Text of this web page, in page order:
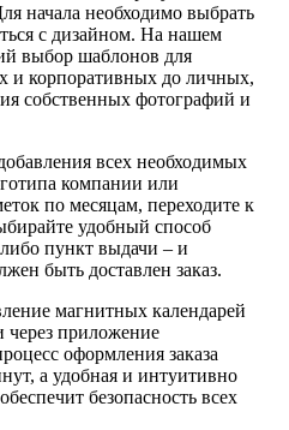
начала необходимо выбрать
с дизайном. На нашем
выбор шаблонов для
и корпоративных до личных,
собственных фотографий и
всех необходимых
компании или
по месяцам, переходите к
удобный способ
пункт выдачи – и
быть доставлен заказ.
магнитных календарей
через приложение
оформления заказа
а удобная и интуитивно
безопасность всех